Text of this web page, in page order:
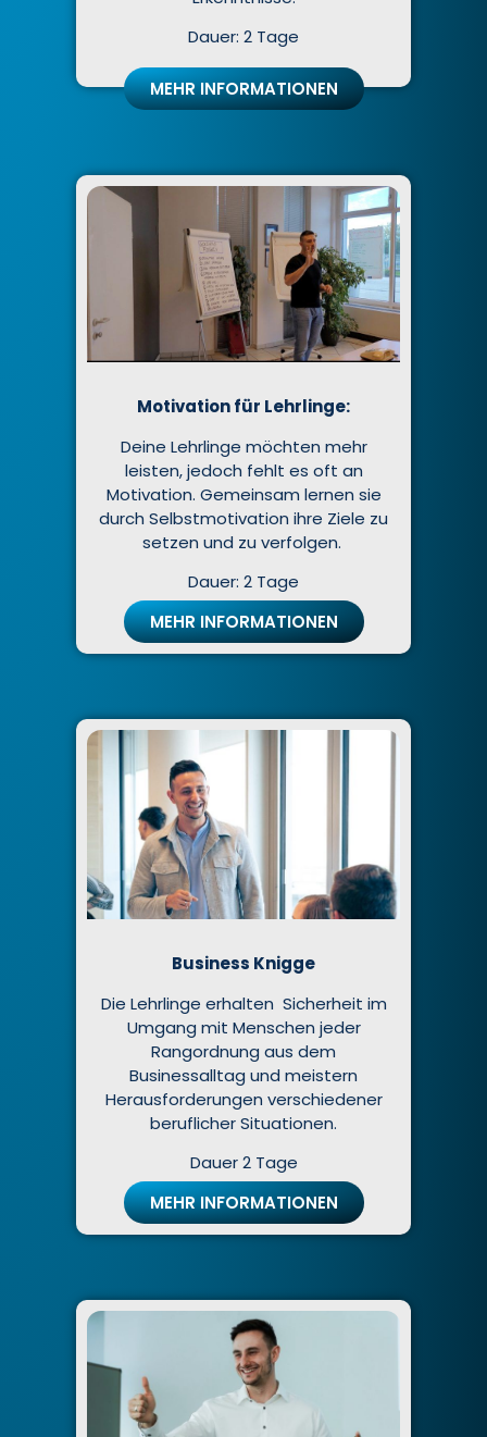
Dauer: 2 Tage
MEHR INFORMATIONEN
Motivation für Lehrlinge:
Deine Lehrlinge möchten mehr
leisten, jedoch fehlt es oft an
Motivation. Gemeinsam lernen sie
durch Selbstmotivation ihre Ziele zu
setzen und zu verfolgen.
Dauer: 2 Tage
MEHR INFORMATIONEN
Business Knigge
Die Lehrlinge erhalten Sicherheit im
Umgang mit Menschen jeder
Rangordnung aus dem
Businessalltag und meistern
Herausforderungen verschiedener
beruflicher Situationen.
Dauer 2 Tage
MEHR INFORMATIONEN